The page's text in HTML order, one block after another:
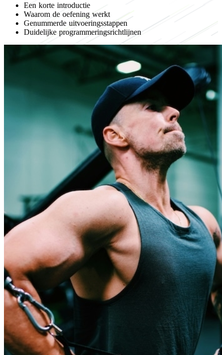
Een korte introductie
Waarom de oefening werkt
Genummerde uitvoeringsstappen
Duidelijke programmeringsrichtlijnen